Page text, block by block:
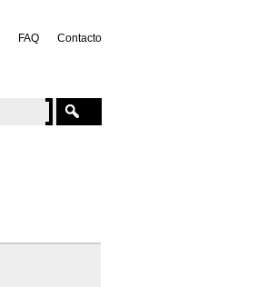
FAQ Contacto